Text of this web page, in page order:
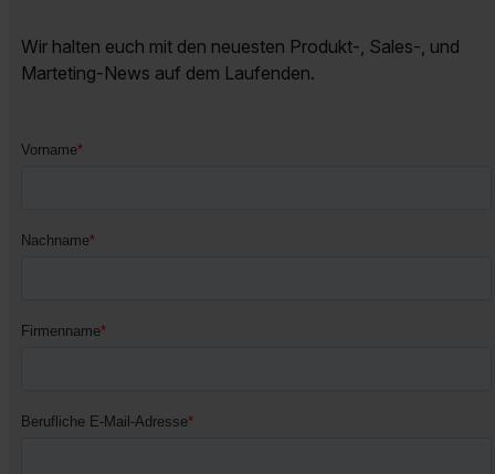
Wir halten euch mit den neuesten Produkt-, Sales-, und
Marteting-News auf dem Laufenden.